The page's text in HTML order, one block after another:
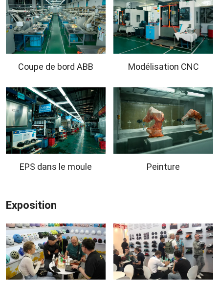
Coupe de bord ABB Modélisation CNC
EPS dans le moule Peinture
Exposition